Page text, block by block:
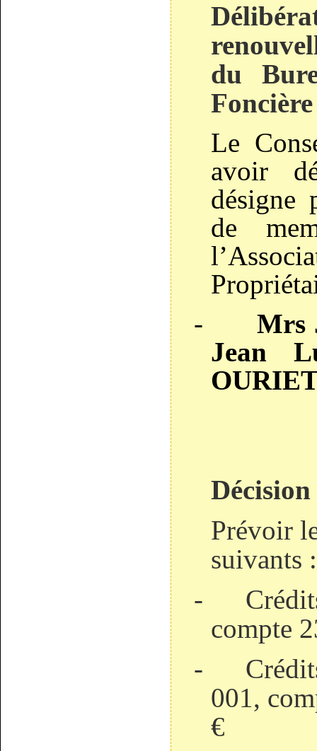
du
Foncière
Le
avoir
désigne
de
-
Mrs
Jean
Prévoir
suivants :
-
compte
-
001,
€